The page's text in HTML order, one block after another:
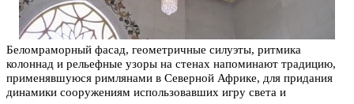
Беломраморный фасад, геометричные силуэты, ритмика
колоннад и рельефные узоры на стенах напоминают традицию,
применявшуюся римлянами в Северной Африке, для придания
динамики сооружениям использовавших игру света и